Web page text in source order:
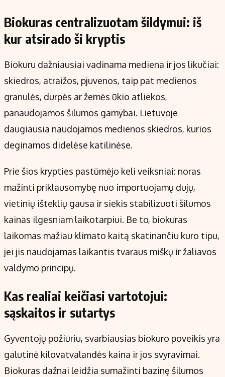
Biokuras centralizuotam šildymui: iš
kur atsirado ši kryptis
Biokuru dažniausiai vadinama mediena ir jos likučiai:
skiedros, atraižos, pjuvenos, taip pat medienos
granulės, durpės ar žemės ūkio atliekos,
panaudojamos šilumos gamybai. Lietuvoje
daugiausia naudojamos medienos skiedros, kurios
deginamos didelėse katilinėse.
Prie šios krypties pastūmėjo keli veiksniai: noras
mažinti priklausomybę nuo importuojamų dujų,
vietinių išteklių gausa ir siekis stabilizuoti šilumos
kainas ilgesniam laikotarpiui. Be to, biokuras
laikomas mažiau klimato kaitą skatinančiu kuro tipu,
jei jis naudojamas laikantis tvaraus miškų ir žaliavos
valdymo principų.
Kas realiai keičiasi vartotojui:
sąskaitos ir sutartys
Gyventojų požiūriu, svarbiausias biokuro poveikis yra
galutinė kilovatvalandės kaina ir jos svyravimai.
Biokuras dažnai leidžia sumažinti bazinę šilumos